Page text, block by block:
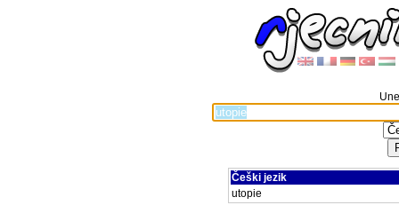
Češki jezik
utopie